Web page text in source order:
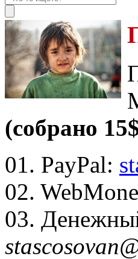
(собрано
01. PayPal:
02.
03.